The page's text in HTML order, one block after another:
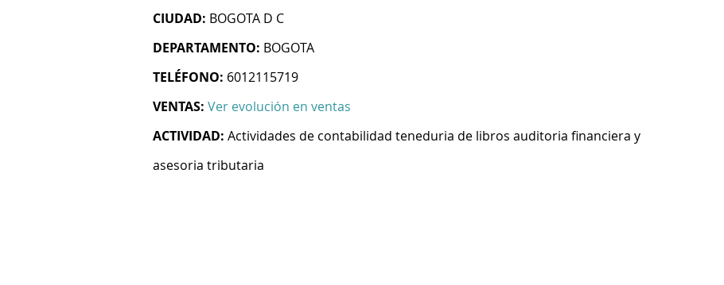
CIUDAD: BOGOTA D C
DEPARTAMENTO: BOGOTA
TELÉFONO: 6012115719
VENTAS: Ver evolución en ventas
ACTIVIDAD: Actividades de contabilidad teneduria de libros auditoria financiera y
asesoria tributaria